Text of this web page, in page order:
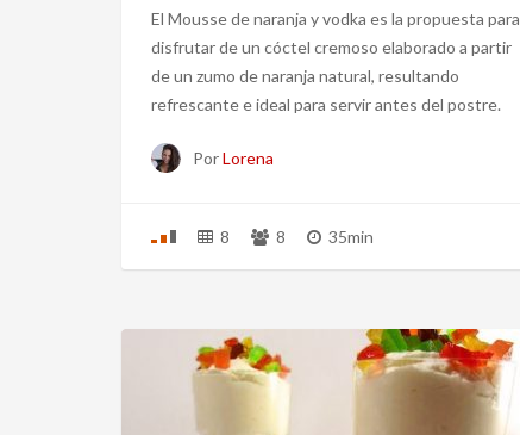
El Mousse de naranja y vodka es la propuesta para
disfrutar de un cóctel cremoso elaborado a partir
de un zumo de naranja natural, resultando
refrescante e ideal para servir antes del postre.
PorLorena
8 8 35min